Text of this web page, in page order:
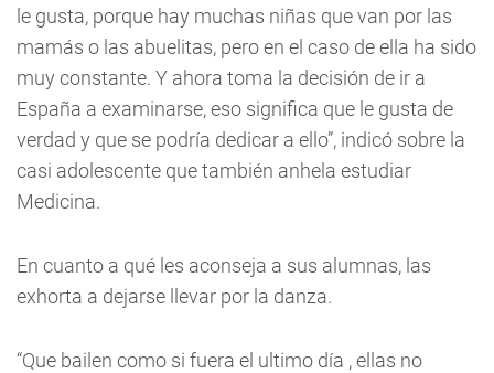
le gusta, porque hay muchas niñas que van por las
mamás o las abuelitas, pero en el caso de ella ha sido
muy constante. Y ahora toma la decisión de ir a
España a examinarse, eso significa que le gusta de
verdad y que se podría dedicar a ello”, indicó sobre la
casi adolescente que también anhela estudiar
Medicina.
En cuanto a qué les aconseja a sus alumnas, las
exhorta a dejarse llevar por la danza.
“Que bailen como si fuera el ultimo día , ellas no